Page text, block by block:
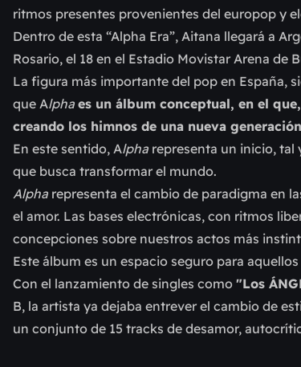
ritmos presentes provenientes del europop y
Dentro de esta “Alpha Era”, Aitana llegará a
Rosario, el 18 en el Estadio Movistar Arena de
La figura más importante del pop en España,
que Alpha es un álbum conceptual, en el
creando los himnos de una nueva
En este sentido, Alpha representa un inicio, tal
que busca transformar el mundo.
Alpha representa el cambio de paradigma en
el amor. Las bases electrónicas, con ritmos
concepciones sobre nuestros actos más
Este álbum es un espacio seguro para
Con el lanzamiento de singles como "Los
B, la artista ya dejaba entrever el cambio de
un conjunto de 15 tracks de desamor,